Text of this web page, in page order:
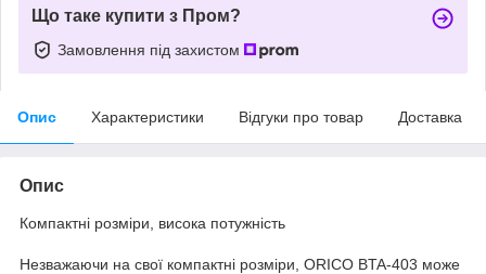
Що таке купити з Пром?
Замовлення під захистом
Опис Характеристики Відгуки про товар Доставка
Опис
Компактні розміри, висока потужність
Незважаючи на свої компактні розміри, ORICO BTA-403 може